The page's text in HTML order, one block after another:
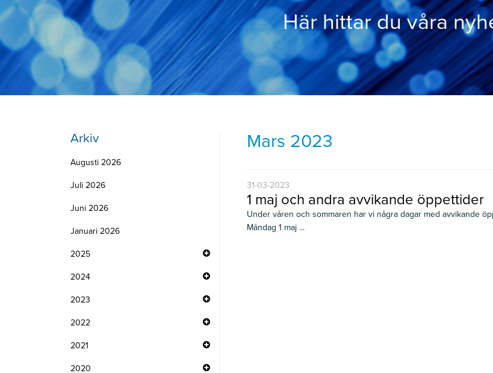
Här hittar du våra
Arkiv
Augusti 2026
Juli 2026
Juni 2026
Januari 2026
2025
2024
2023
2022
2021
2020
Mars 2023
31-03-2023
1 maj och andra avvikande öppettider
Under våren och sommaren har vi några dagar med avvikande
Måndag 1 maj ...